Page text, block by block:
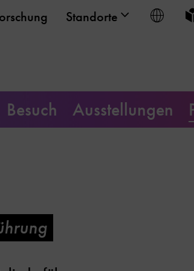
Standorte
Besuch Ausstellungen